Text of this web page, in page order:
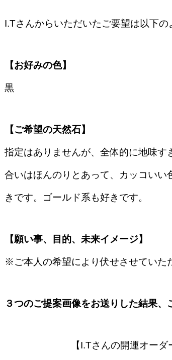
I.Tさんからいただいたご要望は以下の
【お好みの色】
黒
【ご希望の天然石】
指定はありませんが、全体的に地味
合いはほんのりとあって、カッコい
きです。ゴールド系も好きです。
【願い事、目的、未来イメージ】
※ご本人の希望により伏せさせていた
３つのご提案画像をお送りした結果、
【I.Tさんの開運オー